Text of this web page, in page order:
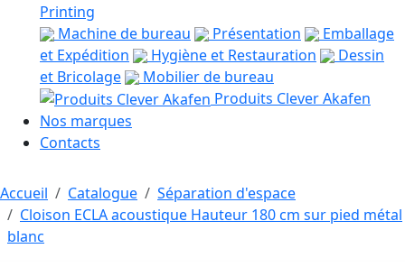
Printing
Machine de bureau
Présentation
Emballage
et Expédition
Hygiène et Restauration
Dessin
et Bricolage
Mobilier de bureau
Produits Clever Akafen
Nos marques
Contacts
Accueil Catalogue
Séparation d'espace
Cloison ECLA acoustique Hauteur 180 cm sur pied métal
blanc